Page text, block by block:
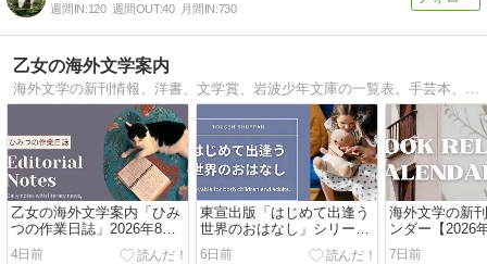
週間IN:120 週間OUT:40 月間IN:730
乙女の海外文学案内
乙女の海外文学案内「ひみ
つの作業日誌」2026年8月
4日前
東宣出版「はじめて出逢う
世界のおはなし」シリーズ
の一覧表
6日前
海外文学の新
ンダー【2026
7日前